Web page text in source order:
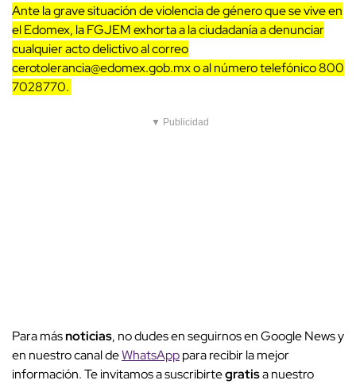
Ante la grave situación de violencia de género que se vive en
el Edomex, la FGJEM exhorta a la ciudadanía a denunciar
cualquier acto delictivo al correo
cerotolerancia@edomex.gob.mxo al número telefónico 800
7028770.
▼ Publicidad
Para másnoticias, no dudes en seguirnos en Google News y
en nuestro canal deWhatsApppara recibir la mejor
información. Te invitamos a suscribirtegratisa nuestro